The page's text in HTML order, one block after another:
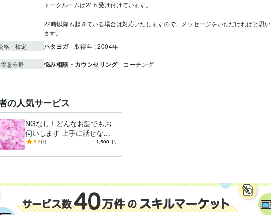
トークルームは24ｈ受け付けています。
22時以降も起きている場合は対応いたしますので、メッセージをいただければと思い
ます。
格・検定 ハタヨガ 取得年 : 2004年
得意分野 悩み相談・カウンセリング コーチング
の人気サービス
NGなし！どんなお話でもお
伺いします 上手に話せなく
ても大丈夫。安心して話して
5.0(1) 1,500 円